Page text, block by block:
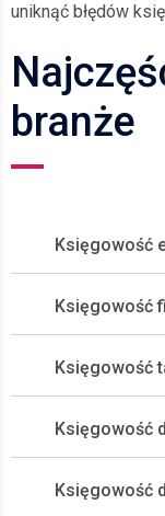
uniknąć błędów
branże
Księgowość
Księgowość
Księgowość
Księgowość
Księgowość